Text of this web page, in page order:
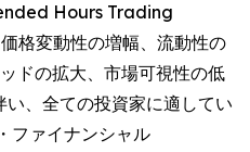
Hours Trading
格変動性の増幅、流動性の
ドの拡大、市場可視性の低
、全ての投資家に適してい
ファイナンシャル